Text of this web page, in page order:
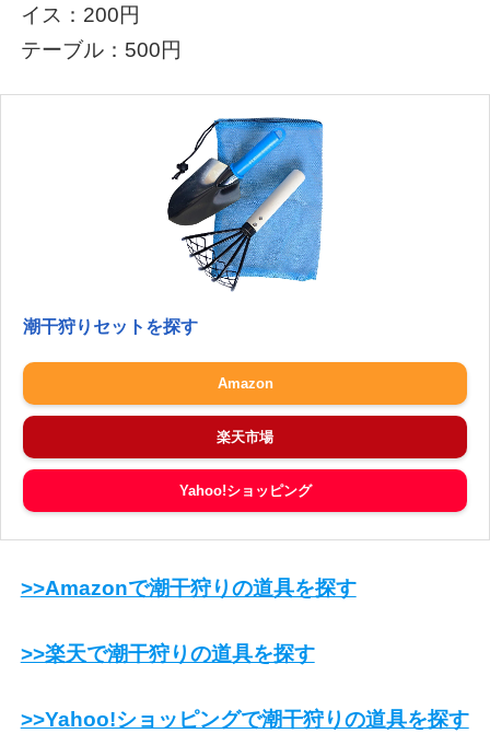
イス：200円
テーブル：500円
潮干狩りセットを探す
Amazon
楽天市場
Yahoo!ショッピング
>>Amazonで潮干狩りの道具を探す
>>楽天で潮干狩りの道具を探す
>>Yahoo!ショッピングで潮干狩りの道具を探す